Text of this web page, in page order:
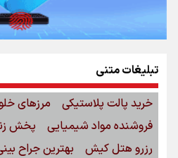
تبلیغات متنی
خرید پالت پلاستیکی
مرزهای
فروشنده مواد شیمیایی
پخش
رزرو هتل کیش
بهترین جراح